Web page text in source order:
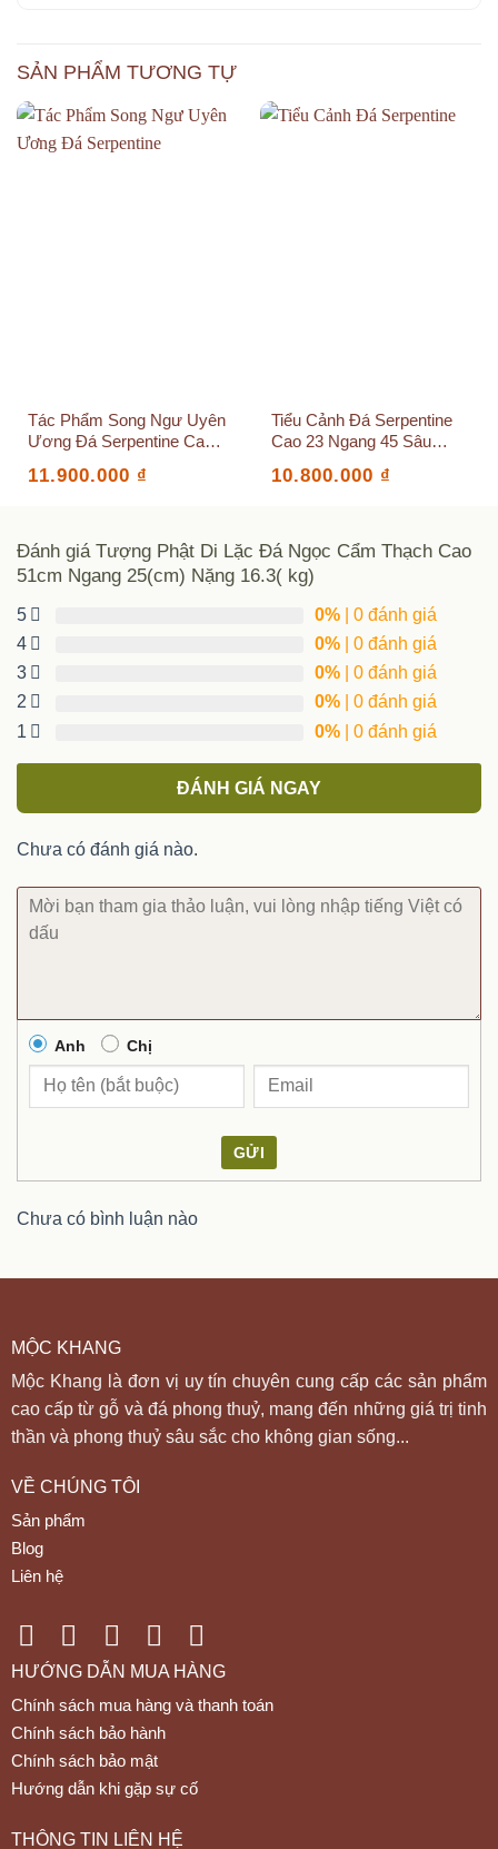
SẢN PHẨM TƯƠNG TỰ
Tác Phẩm Song Ngư Uyên
Ương Đá Serpentine Cao
11.900.000 ₫
Tiểu Cảnh Đá Serpentine
Cao 23 Ngang 45 Sâu
10.800.000 ₫
Đánh giá Tượng Phật Di Lặc Đá Ngọc Cẩm Thạch Cao
51cm Ngang 25(cm) Nặng 16.3( kg)
5 0% | 0 đánh giá
4
0% | 0 đánh giá
3
0% | 0 đánh giá
2
0% | 0 đánh giá
1
0% | 0 đánh giá
ĐÁNH GIÁ NGAY
Chưa có đánh giá nào.
Anh Chị
GỬI
Chưa có bình luận nào
MỘC KHANG
Mộc Khang là đơn vị uy tín chuyên cung cấp các sản phẩm
cao cấp từ gỗ và đá phong thuỷ, mang đến những giá trị tinh
thần và phong thuỷ sâu sắc cho không gian sống...
VỀ CHÚNG TÔI
Sản phẩm
Blog
Liên hệ
HƯỚNG DẪN MUA HÀNG
Chính sách mua hàng và thanh toán
Chính sách bảo hành
Chính sách bảo mật
Hướng dẫn khi gặp sự cố
THÔNG TIN LIÊN HỆ